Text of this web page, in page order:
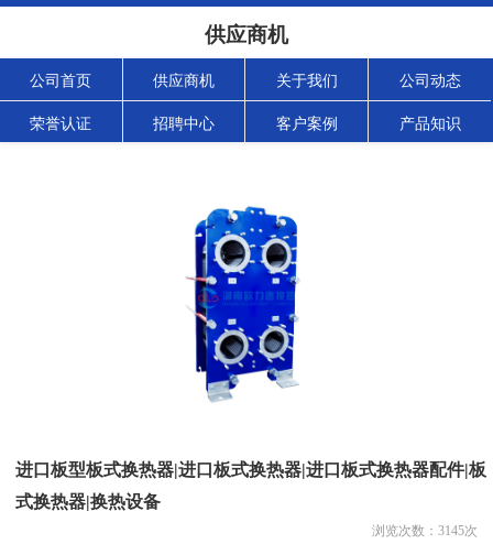
供应商机
公司首页 供应商机 关于我们 公司动态
荣誉认证 招聘中心 客户案例 产品知识
进口板型板式换热器|进口板式换热器|进口板式换热器配件|板
式换热器|换热设备
浏览次数： 3145次